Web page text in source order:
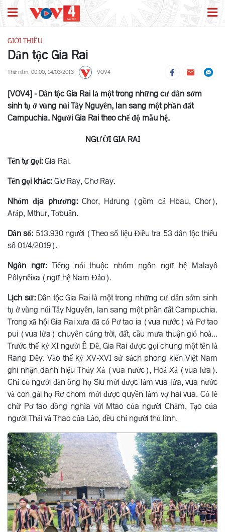
GIỚI THIỆU
Dân tộc Gia Rai
Thứ năm, 00:00, 14/03/2013 VOV4
[VOV4] - Dân tộc Gia Rai là một trong những cư dân sớm
sinh tụ ở vùng núi Tây Nguyên, lan sang một phần đất
Campuchia. Người Gia Rai theo chế độ mẫu hệ.
NGƯỜI GIA RAI
Tên tự gọi:Gia Rai.
Tên gọi khác:Giơ Ray, Chơ Ray.
Nhóm địa phương: Chor, Hđrung (gồm cả Hbau, Chor),
Aráp, Mthur, Tơbuân.
Dân số: 513.930 người (Theo số liệu Điều tra 53 dân tộc thiểu
số 01/4/2019).
Ngôn ngữ:Tiếng nói thuộc nhóm ngôn ngữ hệ Malayô
Pôlynêixa (ngữ hệ Nam Ðảo).
Lịch sử:Dân tộc Gia Rai là một trong những cư dân sớm sinh
tụ ở vùng núi Tây Nguyên, lan sang một phần đất Campuchia.
Trong xã hội Gia Rai xưa đã có Pơ tao ia (vua nước) và Pơ tao
pui (vua lửa) chuyên cúng trời, đất, cầu mưa thuận gió hoà...
Trước thế kỷ XI người Ê Ðê, Gia Rai được gọi chung một tên là
Rang Ðêy. Vào thế kỷ XV-XVI sử sách phong kiến Việt Nam
ghi nhận danh hiệu Thủy Xá (vua nước), Hoả Xá (vua lửa).
Chỉ có người đàn ông họ Siu mới được làm vua lửa, vua nước
và con gái họ Rơ chom mới được quyền làm vợ hai vua. Có lẽ
chữ Pơ tao đồng nghĩa với Mtao của người Chăm, Tạo của
người Thái và Thao của Lào, đều chỉ người thủ lĩnh.